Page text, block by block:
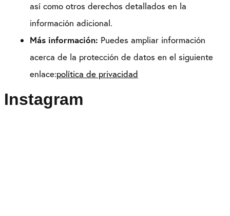
así como otros derechos detallados en la
información adicional.
Más información: Puedes ampliar información
acerca de la protección de datos en el siguiente
enlace:política de privacidad
Instagram